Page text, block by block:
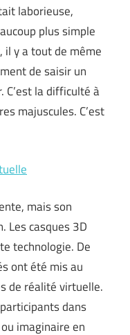
laborieuse,
plus simple
il y a tout de même
de saisir un
C’est la difficulté à
majuscules. C’est
mais son
Les casques 3D
technologie. De
ont été mis au
de réalité virtuelle.
dans
imaginaire en